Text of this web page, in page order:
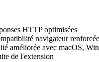
HTTP optimisées
navigateur renforcée
améliorée avec macOS,
de l'extension